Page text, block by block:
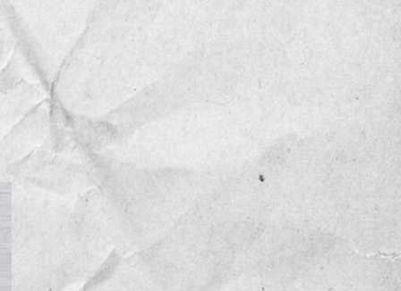
CATEGORÍAS
NOTICIAS
OPINIÓN
TENDENCIA